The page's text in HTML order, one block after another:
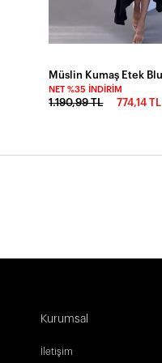
NET %35 İNDIRIM
1.190,99 TL 774,14 TL
Kurumsal
İletişim